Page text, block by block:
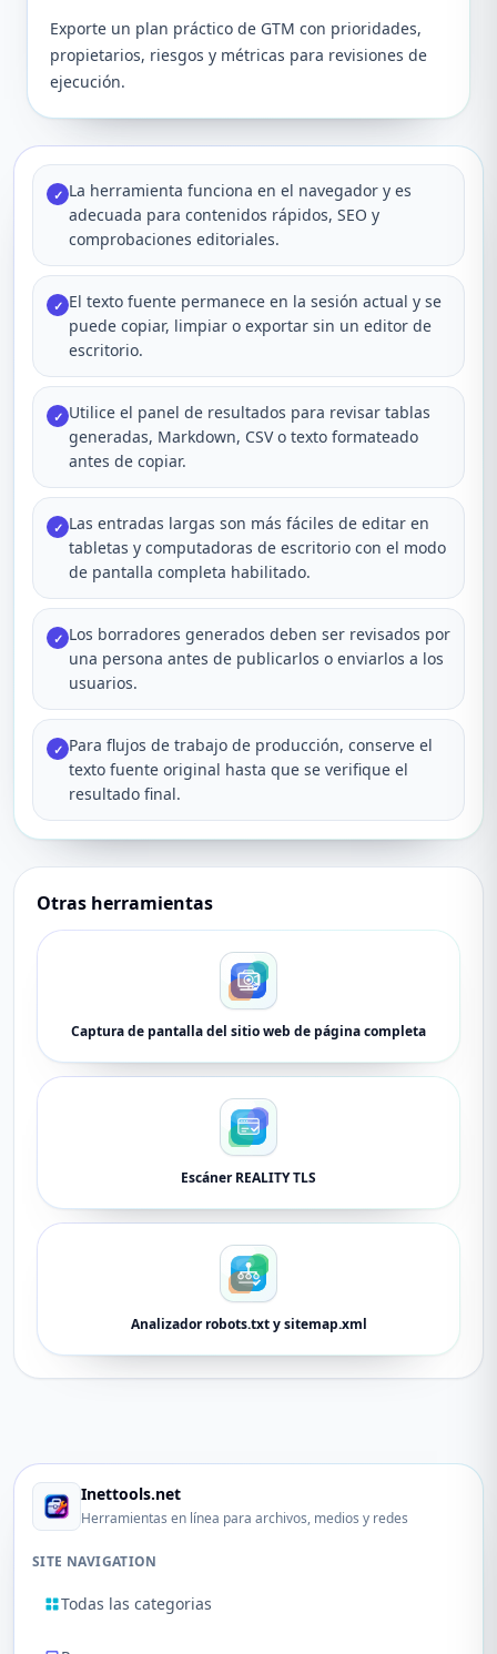
Exporte un plan práctico de GTM con prioridades,
propietarios, riesgos y métricas para revisiones de
ejecución.
✓ La herramienta funciona en el navegador y es
adecuada para contenidos rápidos, SEO y
comprobaciones editoriales.
✓ El texto fuente permanece en la sesión actual y se
puede copiar, limpiar o exportar sin un editor de
escritorio.
✓ Utilice el panel de resultados para revisar tablas
generadas, Markdown, CSV o texto formateado
antes de copiar.
✓ Las entradas largas son más fáciles de editar en
tabletas y computadoras de escritorio con el modo
de pantalla completa habilitado.
✓ Los borradores generados deben ser revisados por
una persona antes de publicarlos o enviarlos a los
usuarios.
✓ Para flujos de trabajo de producción, conserve el
texto fuente original hasta que se verifique el
resultado final.
Otras herramientas
Captura de pantalla del sitio web de página completa
Escáner REALITY TLS
Analizador robots.txt y sitemap.xml
Inettools.net
Herramientas en línea para archivos, medios y redes
SITE NAVIGATION
Todas las categorias